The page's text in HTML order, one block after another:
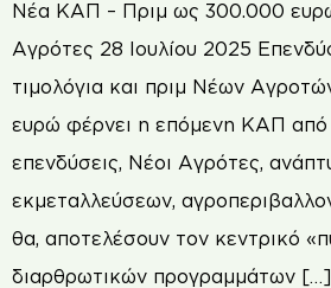
Νέα ΚΑΠ – Πριμ ως 300.000
Αγρότες 28 Ιουλίου 2025
τιµολόγια και πριμ Νέων
ευρώ φέρνει η επόμενη ΚΑΠ από
επενδύσεις, Νέοι Αγρότες,
εκµεταλλεύσεων,
θα, αποτελέσουν τον κεντρικό
διαρθρωτικών προγραµµάτων […]